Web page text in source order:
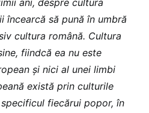
ani, despre cultura
încearcă să pună în umbră
cultura română. Cultura
fiindcă ea nu este
şi nici al unei limbi
există prin culturile
fiecărui popor, în